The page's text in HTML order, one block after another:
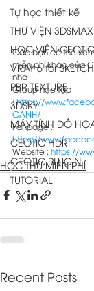
Tự học thiết kế
THƯ VIỆN 3DSMAX
HỌC VIÊN CEOTIC
VRAY 6 for
PBR TEXTURE
3DSKY
MÁY TÍNH ĐỒ
CEOTIC HDRI
CEOTIC PLUGIN
TUTORIAL
Các bạn có thể
miễn phí khác của
nha
Group học tập
: https://
GANH/
Fanpage :
https://
Website : https://
HỌC THỬ MIỄN PHÍ
Recent Posts